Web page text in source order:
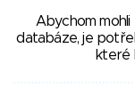
Abychom
databáze, je
které